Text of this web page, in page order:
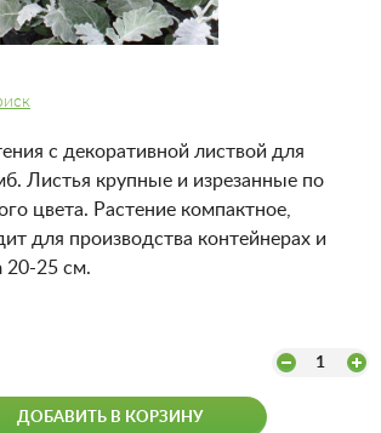
с декоративной листвой для
Листья крупные и изрезанные по
цвета. Растение компактное,
для производства контейнерах и
20-25 см.
1
ДОБАВИТЬ В КОРЗИНУ